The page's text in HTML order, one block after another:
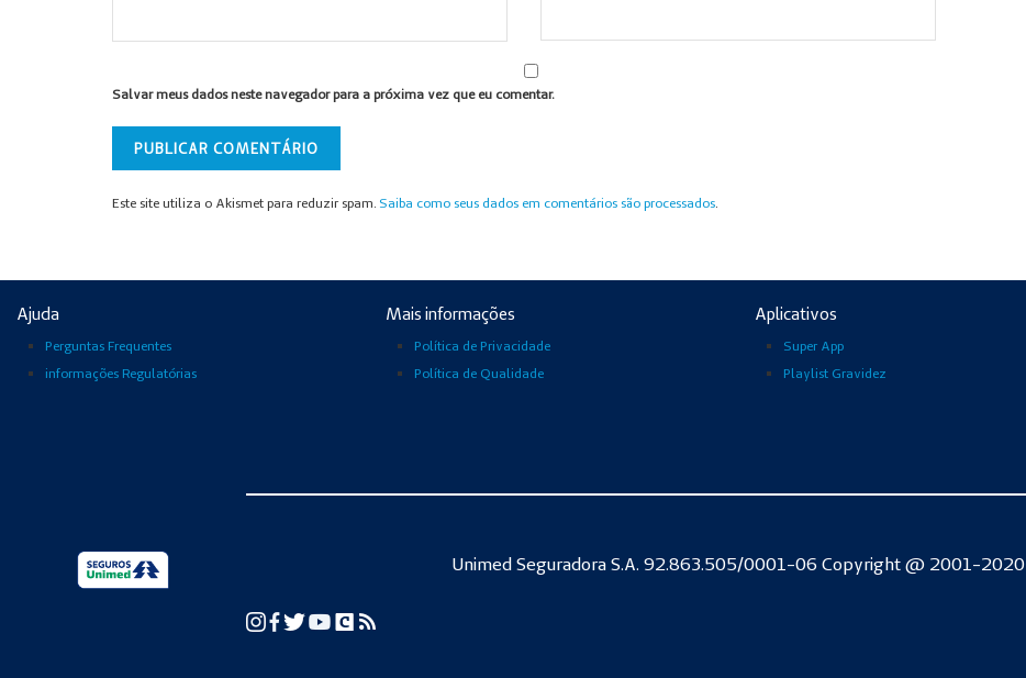
Salvar meus dados neste navegador para a próxima vez que eu comentar.
Este site utiliza o Akismet para reduzir spam. Saiba como seus dados em comentários são processados.
Ajuda
Perguntas Frequentes
informações Regulatórias
Mais informações
Política de Privacidade
Política de Qualidade
Aplicativos
Super App
Playlist Gravidez
Unimed Seguradora S.A. 92.863.505/0001-06 Copyright @ 2001-2020